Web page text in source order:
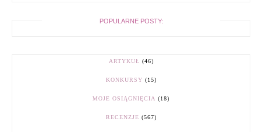
POPULARNE POSTY:
ARTYKUŁ (46)
KONKURSY (15)
MOJE OSIĄGNIĘCIA (18)
RECENZJE (567)